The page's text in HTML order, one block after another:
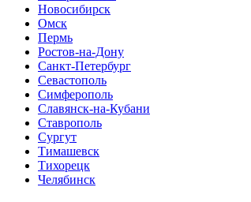
Новосибирск
Омск
Пермь
Ростов-на-Дону
Санкт-Петербург
Севастополь
Симферополь
Славянск-на-Кубани
Ставрополь
Сургут
Тимашевск
Тихорецк
Челябинск